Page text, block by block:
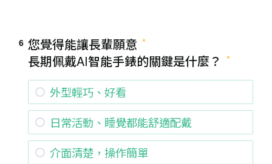
6 您覺得能讓長輩願意
長期佩戴AI智能手錶的關鍵是什麼？
外型輕巧、好看
日常活動、睡覺都能舒適配戴
介面清楚，操作簡單